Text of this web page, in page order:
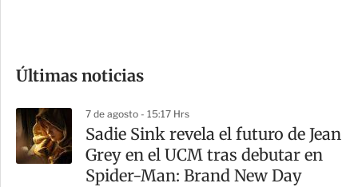
m
a
r
t
Últimas noticias
7 de agosto - 15:17 Hrs
Sadie Sink revela el futuro de Jean
Grey en el UCM tras debutar en
Spider-Man: Brand New Day